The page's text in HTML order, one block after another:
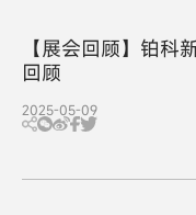
【展会回顾】铂
回顾
2025-05-09